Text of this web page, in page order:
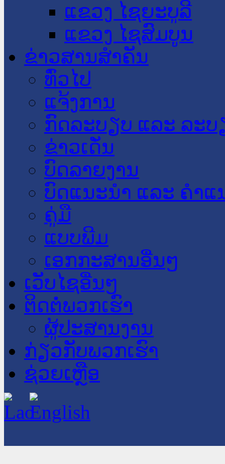
ແຂວງ ໄຊຍະບູລີ
ແຂວງ ໄຊສົມບູນ
ຂ່າວສານສໍາຄັນ
​ທົ່ວ​ໄປ
ແຈ້ງການ
ກົດລະບຽບ ແລະ ລະບ
ຂ່າວເດັ່ນ
ບົດລາຍງານ
ບົດແນະນໍາ ແລະ ຄໍາແ
ຄູ່ມື
ແບບພີມ
ເອກກະສານອື່ນໆ
ເວັບໄຊອື່ນໆ
ຕິດຕໍ່ພວກເຮົາ
ຜູ້ປະສານງານ
ກ່ຽວກັບພວກເຮົາ
ຊ່ວຍເຫຼືອ